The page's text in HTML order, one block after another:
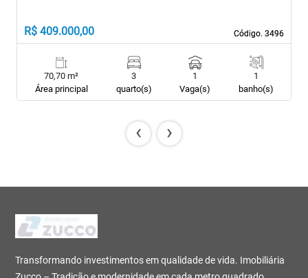
Código. 3496
Código. 3496
R$ 409.000,00
70,70 m²
Área principal
3
quarto(s)
1
Vaga(s)
1
banho(s)
‹ ›
Transformando investimentos em qualidade de vida. Imobiliária